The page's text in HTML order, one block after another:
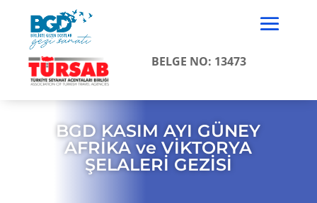
BELGE NO: 13473
BGD KASIM AYI GÜNEY
AFRİKA ve VİKTORYA
ŞELALERİ GEZİSİ